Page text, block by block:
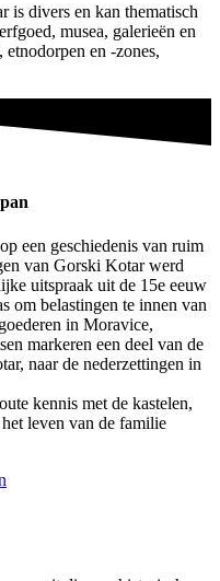
is divers en kan thematisch
musea, galerieën en
en -zones,
een geschiedenis van ruim
van Gorski Kotar werd
uitspraak uit de 15e eeuw
om belastingen te innen van
in Moravice,
markeren een deel van de
naar de nederzettingen in
kennis met de kastelen,
leven van de familie